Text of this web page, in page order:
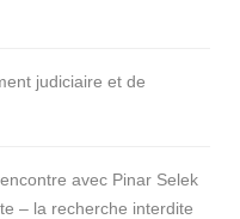
judiciaire et de
avec Pinar Selek
– la recherche interdite